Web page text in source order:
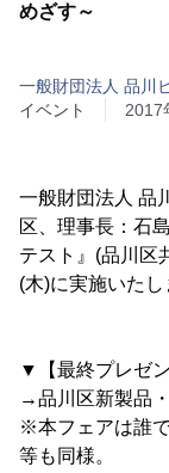
めざす～
一般財団法人 品川
イベント
2017
一般財団法人 品
区、理事長：石
テスト』(品川区
(木)に実施いたし
▼【最終プレゼ
→品川区新製品
※本フェアは誰
等も同様。